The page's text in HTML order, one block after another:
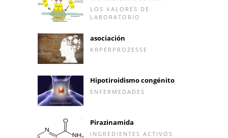
LOS VALORES DE
LABORATORIO
asociación
KRPERPROZESSE
Hipotiroidismo congénito
ENFERMEDADES
Pirazinamida
INGREDIENTES ACTIVOS